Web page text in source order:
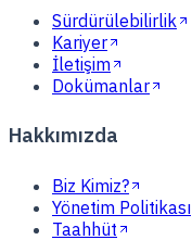
Sürdürülebilirlik
Kariyer
İletişim
Dokümanlar
Hakkımızda
Biz Kimiz?
Yönetim Politikası
Taahhüt